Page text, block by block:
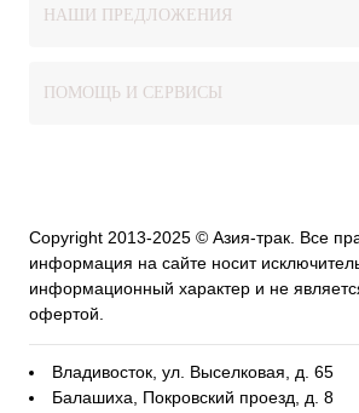
НАШИ ПРЕДЛОЖЕНИЯ
ПОМОЩЬ И СЕРВИСЫ
Copyright 2013-2025 © Азия-трак. Все
информация на сайте носит
информационный характер и не
офертой.
Владивосток, ул. Выселковая, д. 65
Балашиха, Покровский проезд, д. 8